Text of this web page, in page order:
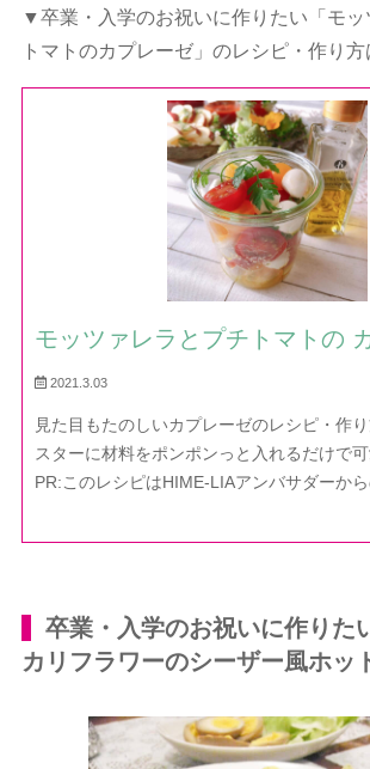
▼卒業・入学のお祝いに作りたい「モッ
トマトのカプレーゼ」のレシピ・作り方
モッツァレラとプチトマトの
— レシピ・作り方｜ほだか村
2021.3.03
見た目もたのしいカプレーゼのレシピ・作
スターに材料をポンポンっと入れるだけで可
PR:このレシピはHIME-LIAアンバサダーか
卒業・入学のお祝いに作りた
カリフラワーのシーザー風ホッ